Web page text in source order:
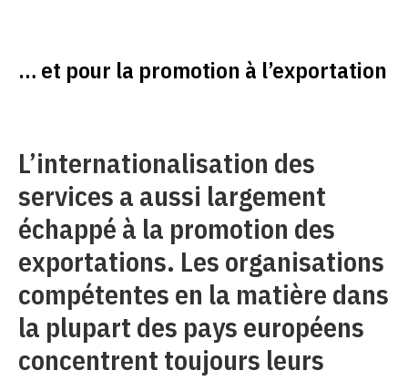
… et pour la promotion à l’exportation
L’internationalisation des
services a aussi largement
échappé à la promotion des
exportations. Les organisations
compétentes en la matière dans
la plupart des pays européens
concentrent toujours leurs